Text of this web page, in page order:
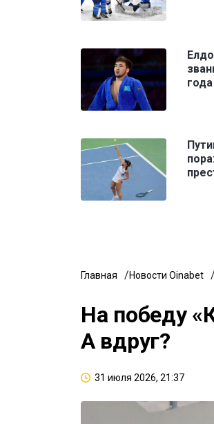
года
Главная Новости Oinabet
На победу
А вдруг?
31 июля 2026, 21:37